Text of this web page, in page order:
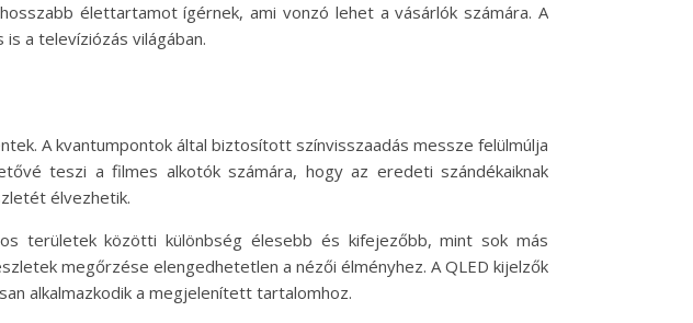
élettartamot ígérnek, ami vonzó lehet a vásárlók számára. A
a televíziózás világában.
A kvantumpontok által biztosított színvisszaadás messze felülmúlja
teszi a filmes alkotók számára, hogy az eredeti szándékaiknak
élvezhetik.
területek közötti különbség élesebb és kifejezőbb, mint sok más
megőrzése elengedhetetlen a nézői élményhez. A QLED kijelzők
alkalmazkodik a megjelenített tartalomhoz.